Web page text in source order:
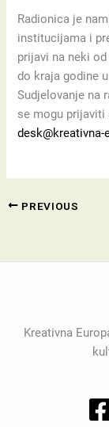
Radionica je
institucijama i
prijavi na neki
do kraja godine
Sudjelovanje na
se mogu prijaviti
desk@kreativna-
PREVIOUS
Kreativna